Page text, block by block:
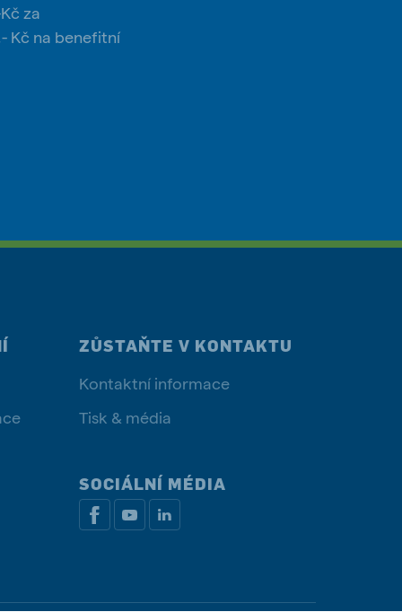
za
Kč na benefitní
ZŮSTAŇTE V KONTAKTU
Kontaktní informace
Tisk & média
SOCIÁLNÍ MÉDIA